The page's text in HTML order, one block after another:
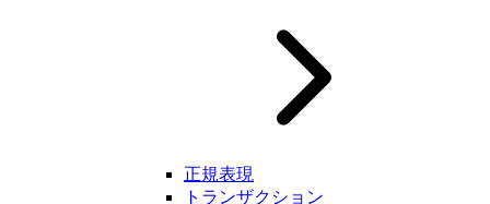
正規表現
トランザクション